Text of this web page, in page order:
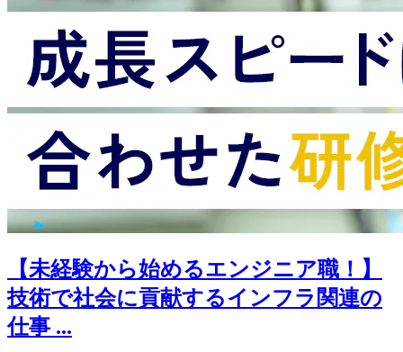
【未経験から始めるエンジニア職！】
技術で社会に貢献するインフラ関連の
仕事 ...